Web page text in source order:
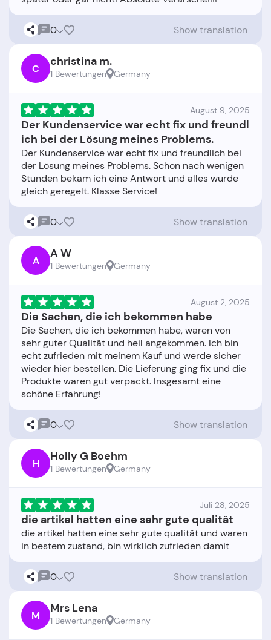
0 Show translation
C christina m.
1 Bewertungen Germany
August 9, 2025
Der Kundenservice war echt fix und freundl
ich bei der Lösung meines Problems.
Der Kundenservice war echt fix und freundlich bei
der Lösung meines Problems. Schon nach wenigen
Stunden bekam ich eine Antwort und alles wurde
0 Show translation
A A W
1 Bewertungen Germany
August 2, 2025
Die Sachen, die ich bekommen habe
Die Sachen, die ich bekommen habe, waren von
sehr guter Qualität und heil angekommen. Ich bin
echt zufrieden mit meinem Kauf und werde sicher
wieder hier bestellen. Die Lieferung ging fix und die
Produkte waren gut verpackt. Insgesamt eine
0 Show translation
H Holly G Boehm
1 Bewertungen Germany
Juli 28, 2025
die artikel hatten eine sehr gute qualität
die artikel hatten eine sehr gute qualität und waren
0 Show translation
M Mrs Lena
1 Bewertungen Germany